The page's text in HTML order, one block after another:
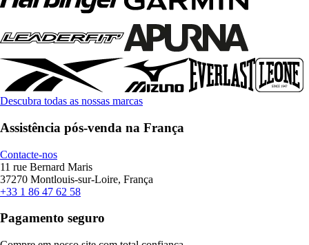
Descubra todas as nossas marcas
Assistência pós-venda na França
Contacte-nos
11 rue Bernard Maris
37270 Montlouis-sur-Loire, França
+33 1 86 47 62 58
Pagamento seguro